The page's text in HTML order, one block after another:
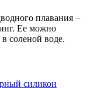
плавания –
Ее можно
соленой воде.